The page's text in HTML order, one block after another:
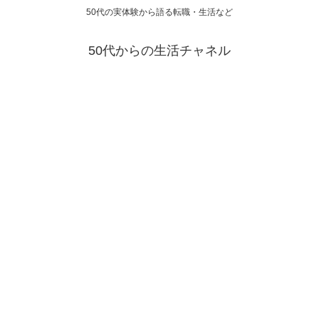
50代の実体験から語る転職・生活など
50代からの生活チャネル